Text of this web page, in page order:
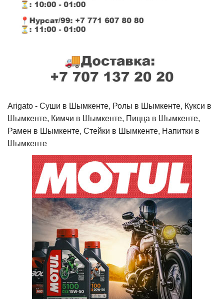
Arigato - Cуши в Шымкенте, Ролы в Шымкенте, Кукси в
Шымкенте, Кимчи в Шымкенте, Пицца в Шымкенте,
Рамен в Шымкенте, Стейки в Шымкенте, Напитки в
Шымкенте